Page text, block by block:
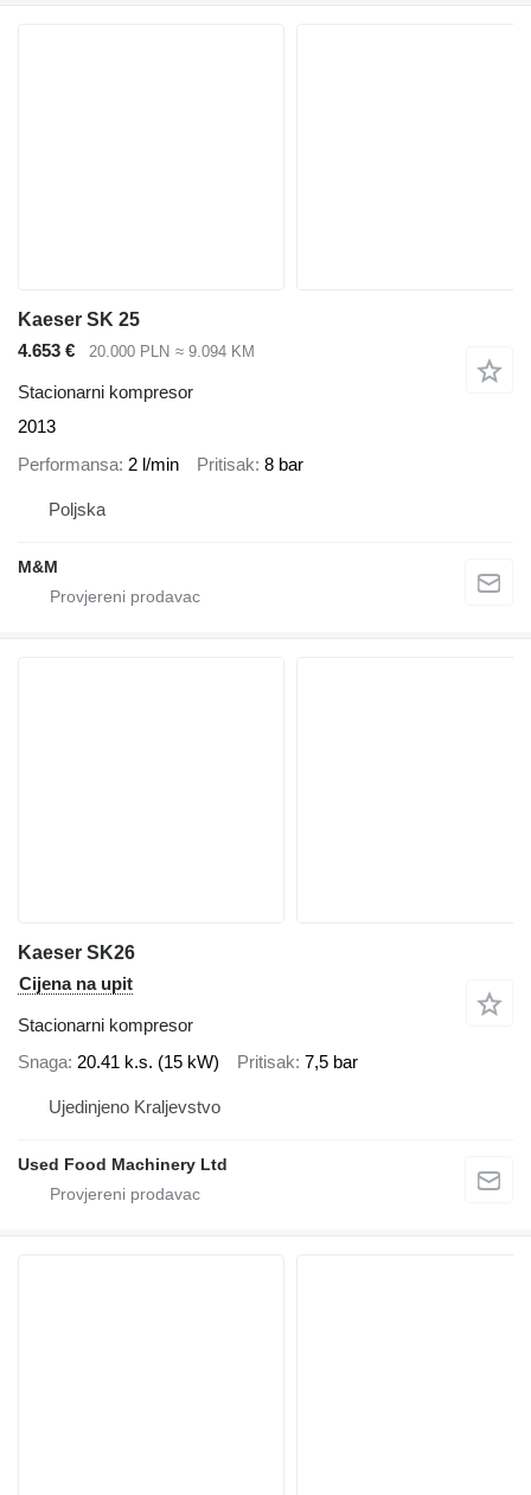
Kaeser SK 25
4.653 €
20.000 PLN ≈ 9.094 KM
Stacionarni kompresor
2013
Performansa 2 l/min Pritisak 8 bar
Poljska
M&M
Kaeser SK26
Cijena na upit
Stacionarni kompresor
Snaga 20.41 k.s. (15 kW) Pritisak 7,5 bar
Ujedinjeno Kraljevstvo
Used Food Machinery Ltd